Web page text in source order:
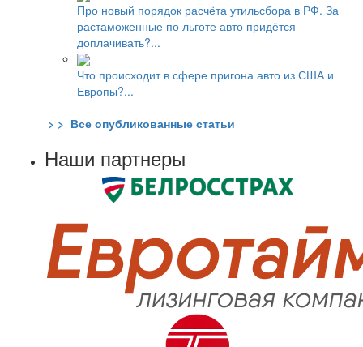
Про новый порядок расчёта утильсбора в РФ. За
растаможенные по льготе авто придётся
доплачивать?...
Что происходит в сфере пригона авто из США и
Европы?...
> > Все опубликованные статьи
Наши партнеры